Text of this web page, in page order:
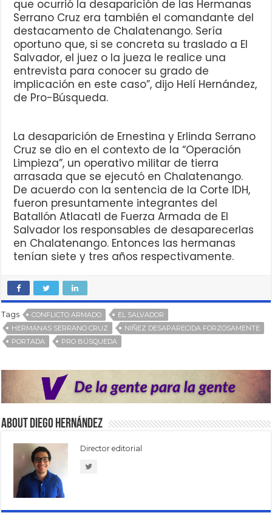
que ocurrió la desaparición de las Hermanas
Serrano Cruz era también el comandante del
destacamento de Chalatenango. Sería
oportuno que, si se concreta su traslado a El
Salvador, el juez o la jueza le realice una
entrevista para conocer su grado de
implicación en este caso”, dijo Helí Hernández,
de Pro-Búsqueda.
La desaparición de Ernestina y Erlinda Serrano
Cruz se dio en el contexto de la “Operación
Limpieza”, un operativo militar de tierra
arrasada que se ejecutó en Chalatenango.
De acuerdo con la sentencia de la Corte IDH,
fueron presuntamente integrantes del
Batallón Atlacatl de Fuerza Armada de El
Salvador los responsables de desaparecerlas
en Chalatenango. Entonces las hermanas
tenían siete y tres años respectivamente.
Tags CONFLICTO ARMADO
EL SALVADOR
HERMANAS SERRANO CRUZ
NIÑEZ DESAPARECIDA FORZOSAMENTE
PORTADA
PRO BÚSQUEDA
About Diego Hernández
Director editorial